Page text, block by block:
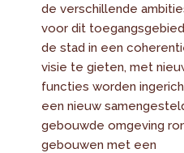
de verschillende
voor dit
de stad in een
visie te gieten, met
functies worden
een nieuw
gebouwde omgeving
gebouwen met een